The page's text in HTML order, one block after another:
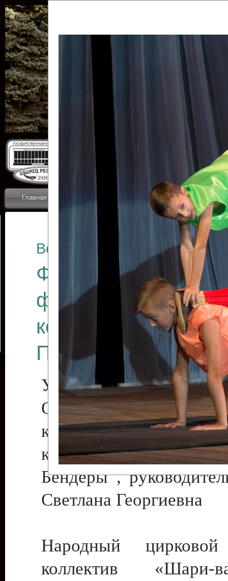
Главная Коллективы Новости
ОТЧЕТЫ ГКЦ
Все отчеты
Финал
фестиваля
коллективов
Приднестровского
Участники фестиваля:
Образцовый
коллектив
культуры с.
Бендеры ,
Светлана Георгиевна
Народный цирковой
коллектив